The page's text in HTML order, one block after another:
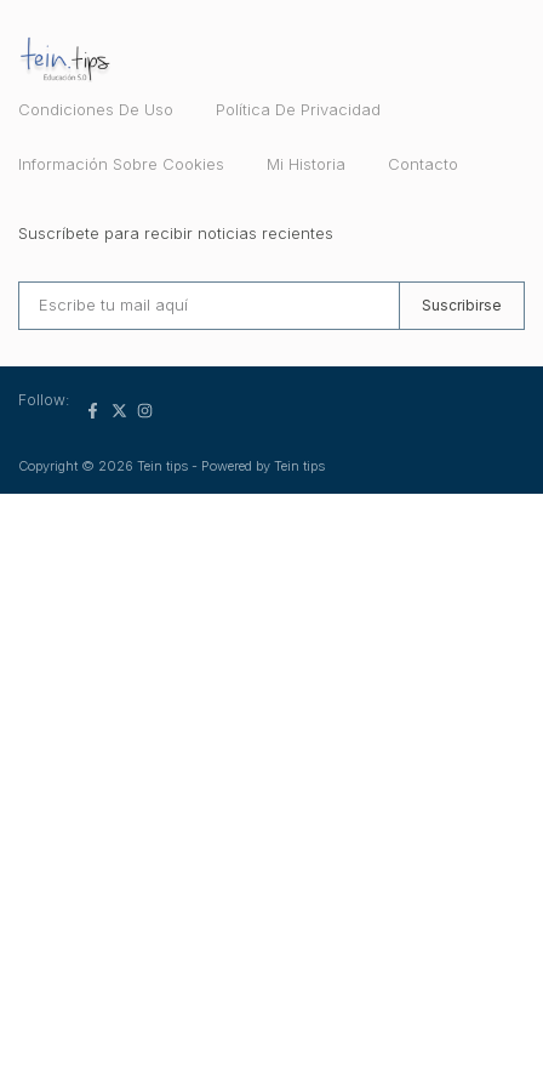
Condiciones De Uso Política De Privacidad
Información Sobre Cookies Mi Historia Contacto
Suscríbete para recibir noticias recientes
Suscribirse
Copyright © 2026 Tein tips - Powered by Tein tips
Follow: